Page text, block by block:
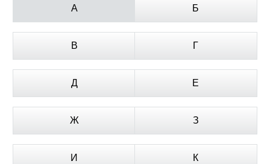
А Б
В Г
Д Е
Ж З
И К